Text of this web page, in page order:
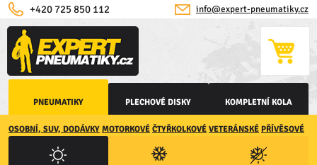
PNEUMATIKY PLECHOVÉ DISKY KOMPLETNÍ KOLA
info@expert-pneumatiky.cz
+420 725 850 112
OSOBNÍ, SUV, DODÁVKY MOTORKOVÉ ČTYŘKOLKOVÉ VETERÁNSKÉ PŘÍVĚSOVÉ